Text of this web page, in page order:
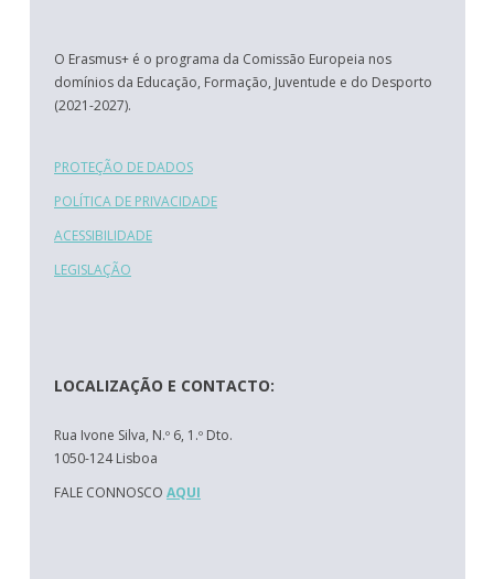
O Erasmus+ é o programa da Comissão Europeia nos
domínios da Educação, Formação, Juventude e do Desporto
(2021-2027).
PROTEÇÃO DE DADOS
POLÍTICA DE PRIVACIDADE
ACESSIBILIDADE
LEGISLAÇÃO
LOCALIZAÇÃO E CONTACTO:
Rua Ivone Silva, N.º 6, 1.º Dto.
1050-124 Lisboa
FALE CONNOSCO AQUI